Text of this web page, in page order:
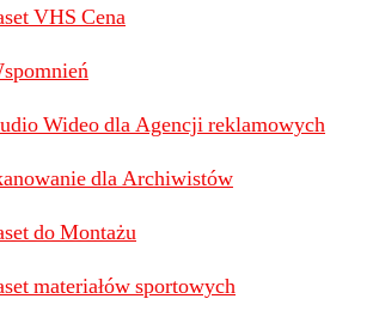
VHS Cena
Wideo dla Agencji reklamowych
dla Archiwistów
do Montażu
materiałów sportowych